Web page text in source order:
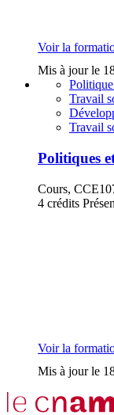
Voir la
Mis à jour le
Travail
Travail
Politiques
Cours,
4 crédits
Voir la
Mis à jour le